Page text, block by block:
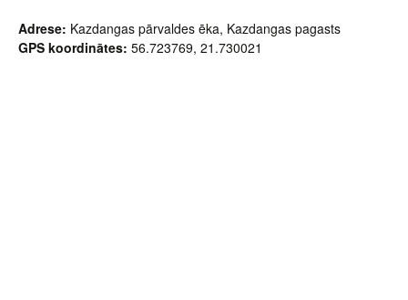
Adrese: Kazdangas pārvaldes ēka, Kazdangas pagasts
GPS koordinātes: 56.723769, 21.730021